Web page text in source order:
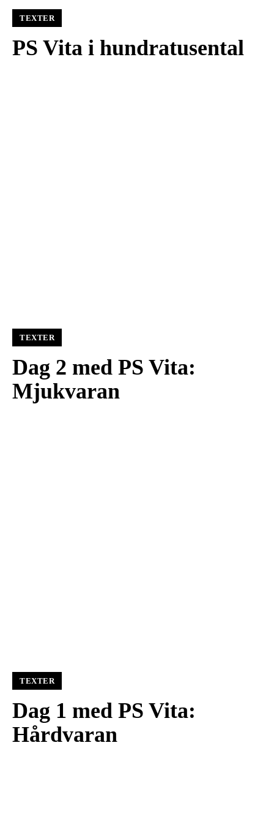
TEXTER
PS Vita i hundratusental
TEXTER
Dag 2 med PS Vita:
Mjukvaran
TEXTER
Dag 1 med PS Vita:
Hårdvaran